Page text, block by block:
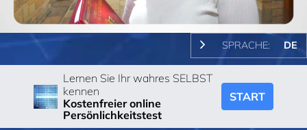
Video
SPRACHE: DE
Lernen Sie Ihr wahres SELBST
kennen
Kostenfreier online
Persönlichkeitstest
START